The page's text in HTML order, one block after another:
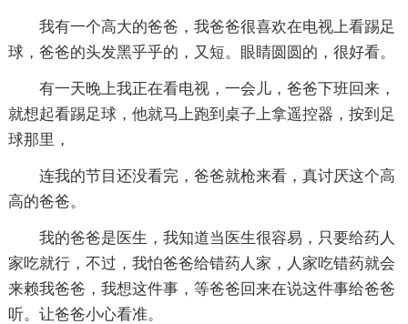
我有一个高大的爸爸，我爸爸很喜欢在电视上看踢足
球，爸爸的头发黑乎乎的，又短。眼睛圆圆的，很好看。
有一天晚上我正在看电视，一会儿，爸爸下班回来，
就想起看踢足球，他就马上跑到桌子上拿遥控器，按到足
球那里，
连我的节目还没看完，爸爸就枪来看，真讨厌这个高
高的爸爸。
我的爸爸是医生，我知道当医生很容易，只要给药人
家吃就行，不过，我怕爸爸给错药人家，人家吃错药就会
来赖我爸爸，我想这件事，等爸爸回来在说这件事给爸爸
听。让爸爸小心看准。